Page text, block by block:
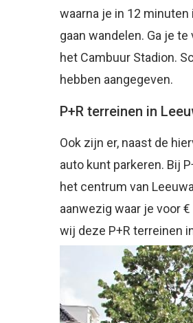
waarna je in 12
gaan wandelen. Ga je
het Cambuur Stadion.
hebben aangegeven.
P+R terreinen in
Ook zijn er, naast de
auto kunt parkeren. Bij
het centrum van
aanwezig waar je voor
wij deze P+R terreinen